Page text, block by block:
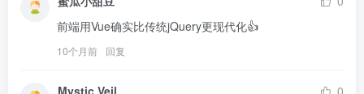
前端用Vue确实比传统jQuery更现代化👍
10个月前 回复